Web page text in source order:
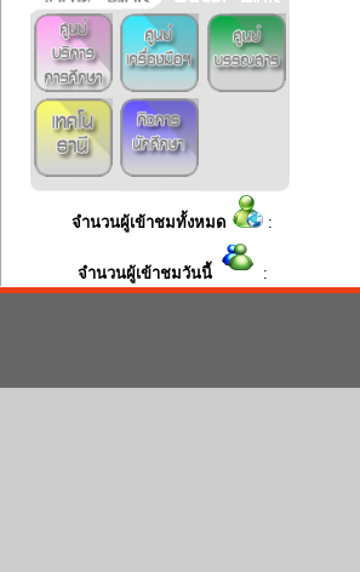
จำนวนผู้เข้าชมทั้งหมด :
จำนวนผู้เข้าชมวันนี้ :